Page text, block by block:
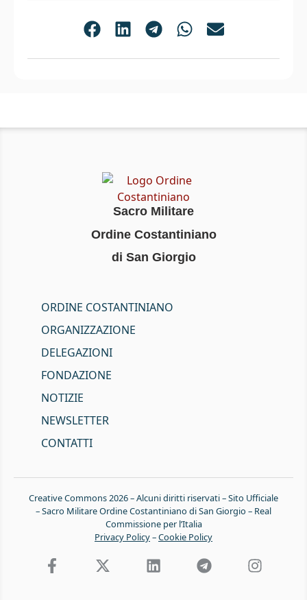
Sacro Militare
Ordine Costantiniano
di San Giorgio
ORDINE COSTANTINIANO
ORGANIZZAZIONE
DELEGAZIONI
FONDAZIONE
NOTIZIE
NEWSLETTER
CONTATTI
Creative Commons 2026 – Alcuni diritti riservati – Sito Ufficiale
– Sacro Militare Ordine Costantiniano di San Giorgio – Real
Commissione per l’Italia
Privacy Policy–Cookie Policy